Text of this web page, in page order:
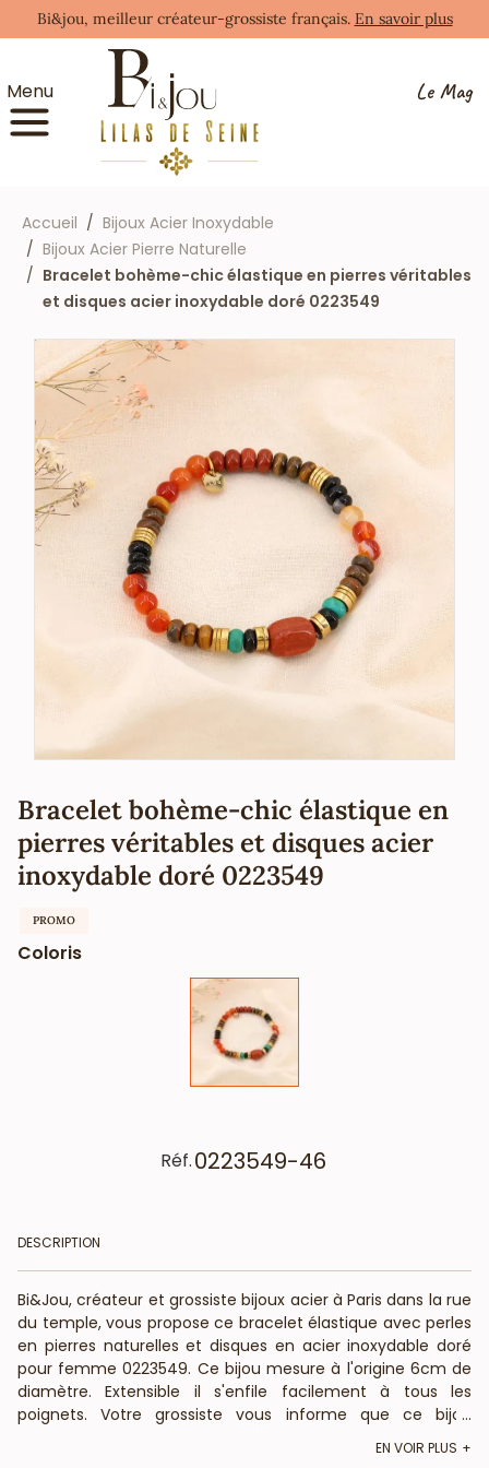
Bi&jou, meilleur créateur-grossiste français. En savoir plus
Menu Le Mag
Accueil
Bijoux Acier Inoxydable
Bijoux Acier Pierre Naturelle
Bracelet bohème-chic élastique en pierres véritables
et disques acier inoxydable doré 0223549
Bracelet bohème-chic élastique en
pierres véritables et disques acier
inoxydable doré 0223549
PROMO
Coloris
Réf.0223549-46
DESCRIPTION
Bi&Jou, créateur et grossiste bijoux acier à Paris dans la rue
du temple, vous propose ce bracelet élastique avec perles
en pierres naturelles et disques en acier inoxydable doré
pour femme 0223549. Ce bijou mesure à l'origine 6cm de
diamètre. Extensible il s'enfile facilement à tous les
poignets. Votre grossiste vous informe que ce bijou
véritable : La forme, couleur et taille peuvent varier. BietJou
...
EN VOIR PLUS